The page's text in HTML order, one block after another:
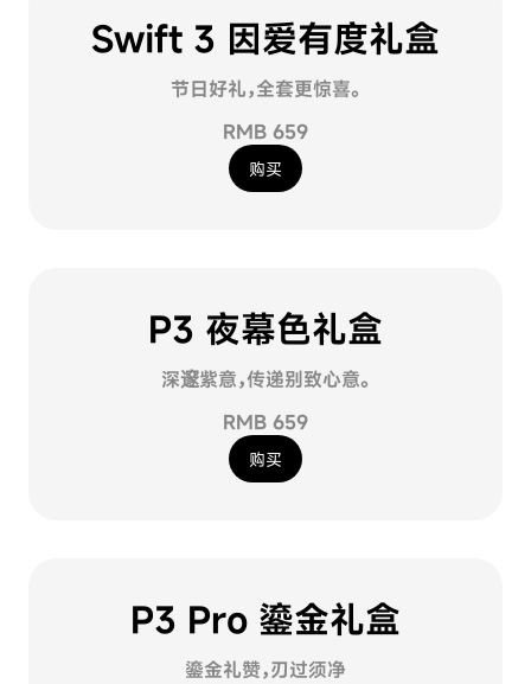
Swift 3 因爱有度礼盒
节日好礼，全套更惊喜。
RMB 659
购买
P3 夜幕色礼盒
深邃紫意，传递别致心意。
RMB 659
购买
P3 Pro 鎏金礼盒
鎏金礼赞，刃过须净